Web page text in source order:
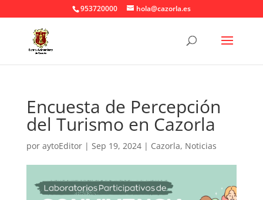
953720000 hola@cazorla.es
Encuesta de Percepción
del Turismo en Cazorla
por aytoEditor| Sep 19, 2024| Cazorla, Noticias